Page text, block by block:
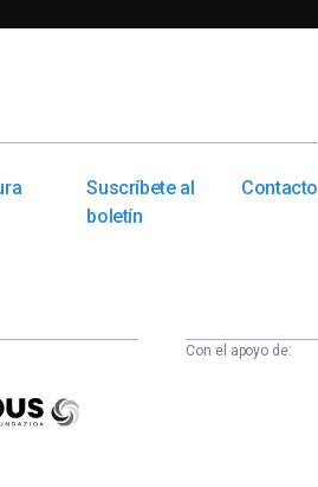
Suscríbete al
boletín
Contacto
Con el apoyo de: